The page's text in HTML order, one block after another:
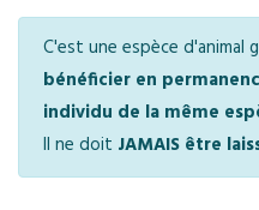
C'est une espèce d'animal
bénéficier en
individu de la même
Il ne doit JAMAIS être